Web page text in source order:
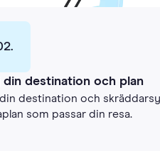
din destination och plan
destination och
som passar din resa.